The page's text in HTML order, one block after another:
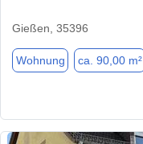
Gießen, 35396
Wohnung ca. 90,00 m²